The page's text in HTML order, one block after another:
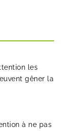
les
gêner la
à ne pas